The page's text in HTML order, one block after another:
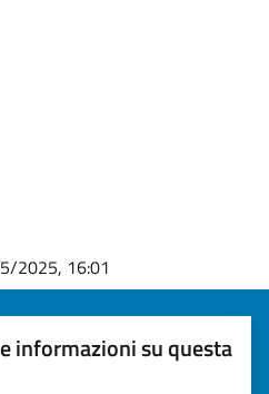
2025, 16:01
informazioni su questa